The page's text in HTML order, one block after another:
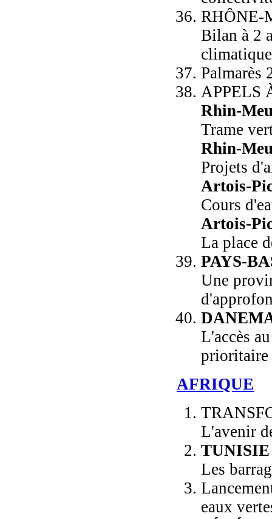
RHÔNE-
Bilan à 2
climatique
Palmarès
APPELS
Rhin-
Trame
Rhin-
Projets
Artois-
Cours
Artois-
La place
PAYS-
Une
L'accès
prioritaire
AFRIQUE
L'avenir
TUNISIE
Les
eaux